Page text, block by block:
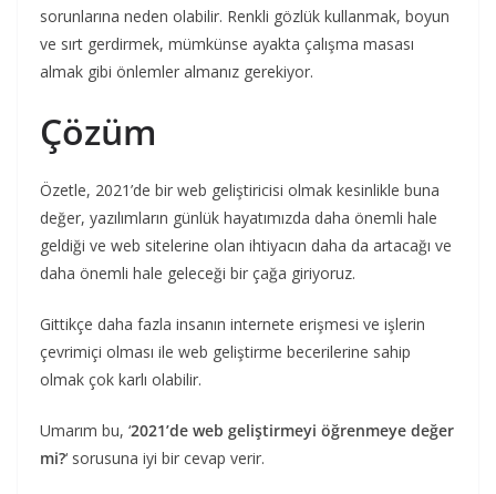
sorunlarına neden olabilir. Renkli gözlük kullanmak, boyun
ve sırt gerdirmek, mümkünse ayakta çalışma masası
almak gibi önlemler almanız gerekiyor.
Çözüm
Özetle, 2021’de bir web geliştiricisi olmak kesinlikle buna
değer, yazılımların günlük hayatımızda daha önemli hale
geldiği ve web sitelerine olan ihtiyacın daha da artacağı ve
daha önemli hale geleceği bir çağa giriyoruz.
Gittikçe daha fazla insanın internete erişmesi ve işlerin
çevrimiçi olması ile web geliştirme becerilerine sahip
olmak çok karlı olabilir.
Umarım bu, ‘2021’de web geliştirmeyi öğrenmeye değer
mi?‘ sorusuna iyi bir cevap verir.